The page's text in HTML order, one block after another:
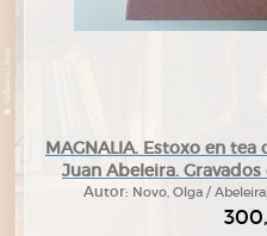
MAGNALIA. Estoxo en
Juan Abeleira.
Autor: Novo, Olga /